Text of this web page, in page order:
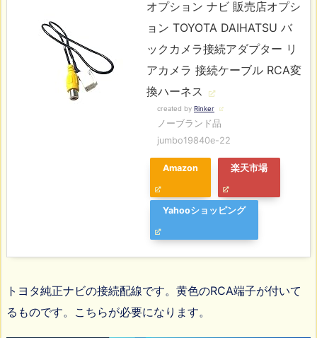
オプション ナビ 販売店オプシ
ョン TOYOTA DAIHATSU バ
ックカメラ接続アダプター リ
アカメラ 接続ケーブル RCA変
換ハーネス
created by Rinker
ノーブランド品
jumbo19840e-22
Amazon 楽天市場
Yahooショッピング
トヨタ純正ナビの接続配線です。黄色のRCA端子が付いて
るものです。こちらが必要になります。